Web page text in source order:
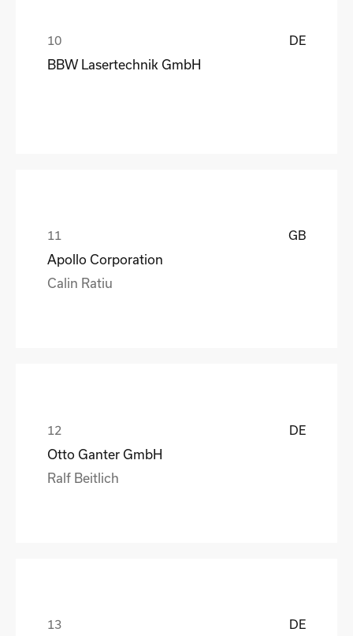
DE
BBW Lasertechnik GmbH
GB
Apollo Corporation
Calin Ratiu
DE
Otto Ganter GmbH
Ralf Beitlich
DE